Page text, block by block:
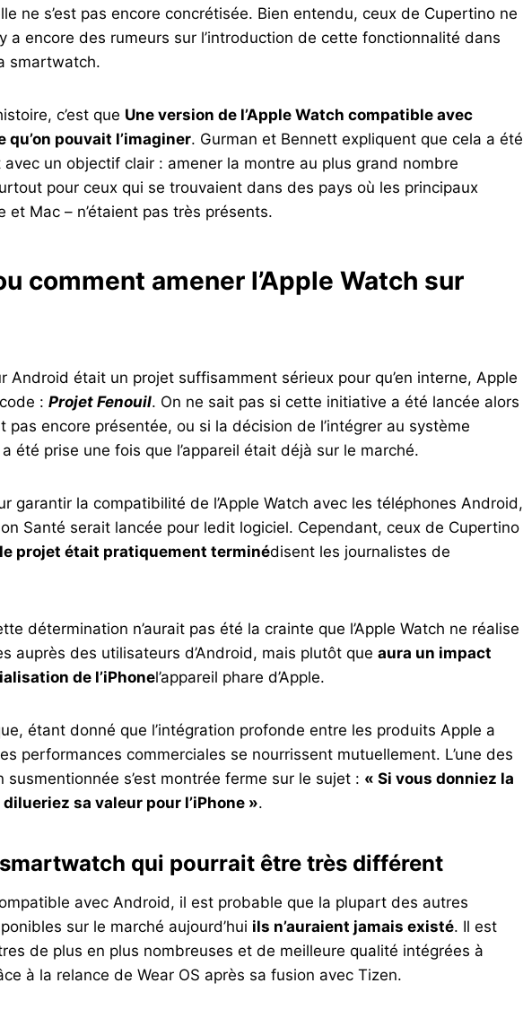
ne s’est pas encore concrétisée. Bien entendu, ceux de Cupertino ne
a encore des rumeurs sur l’introduction de cette fonctionnalité dans
smartwatch.
c’est que Une version de l’Apple Watch compatible avec
pouvait l’imaginer. Gurman et Bennett expliquent que cela a été
un objectif clair : amener la montre au plus grand nombre
pour ceux qui se trouvaient dans des pays où les principaux
et Mac – n’étaient pas très présents.
comment amener l’Apple Watch sur
Android était un projet suffisamment sérieux pour qu’en interne, Apple
: Projet Fenouil. On ne sait pas si cette initiative a été lancée alors
pas encore présentée, ou si la décision de l’intégrer au système
été prise une fois que l’appareil était déjà sur le marché.
garantir la compatibilité de l’Apple Watch avec les téléphones Android,
Santé serait lancée pour ledit logiciel. Cependant, ceux de Cupertino
projet était pratiquement terminédisent les journalistes de
détermination n’aurait pas été la crainte que l’Apple Watch ne réalise
auprès des utilisateurs d’Android, mais plutôt que aura un impact
de l’iPhonel’appareil phare d’Apple.
étant donné que l’intégration profonde entre les produits Apple a
performances commerciales se nourrissent mutuellement. L’une des
s’est montrée ferme sur le sujet : « Si vous donniez la
sa valeur pour l’iPhone ».
qui pourrait être très différent
avec Android, il est probable que la plupart des autres
sur le marché aujourd’hui ils n’auraient jamais existé. Il est
de plus en plus nombreuses et de meilleure qualité intégrées à
à la relance de Wear OS après sa fusion avec Tizen.